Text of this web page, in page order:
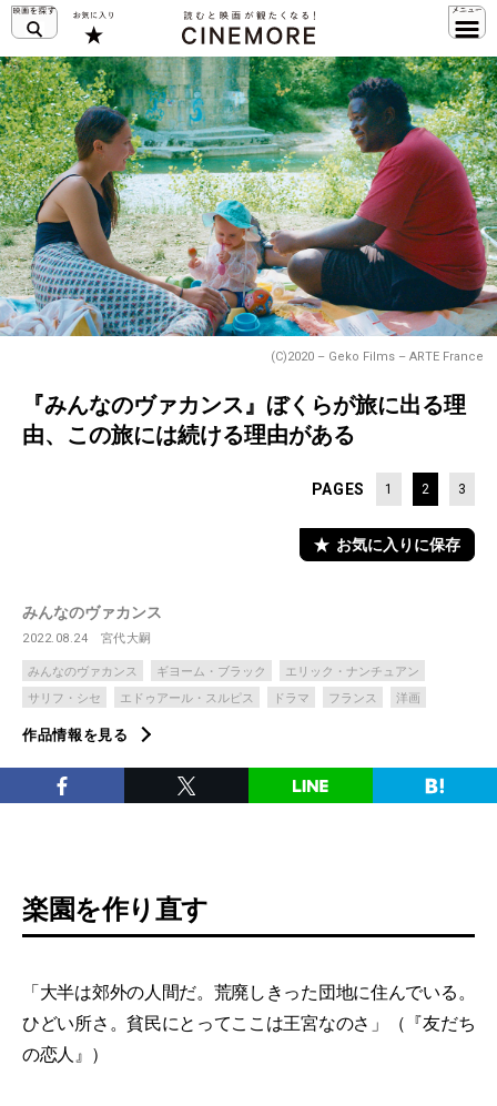
(C)2020 – Geko Films – ARTE France
『みんなのヴァカンス』ぼくらが旅に出る理
由、この旅には続ける理由がある
PAGES 1 2 3
お気に入りに保存
みんなのヴァカンス
2022.08.24 宮代大嗣
みんなのヴァカンス ギヨーム・ブラック
エリック・ナンチュアン
サリフ・シセ
エドゥアール・スルピス ドラマ フランス 洋画
作品情報を見る
楽園を作り直す
「大半は郊外の人間だ。荒廃しきった団地に住んでいる。
ひどい所さ。貧民にとってここは王宮なのさ」（『友だち
の恋人』）